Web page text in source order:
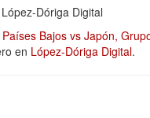
Dóriga Digital
Países Bajos vs Japón,
en López-Dóriga Digital.